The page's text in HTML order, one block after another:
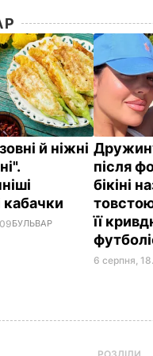
й ніжні
БУЛЬВАР
після
бікіні
її
6 серпня,